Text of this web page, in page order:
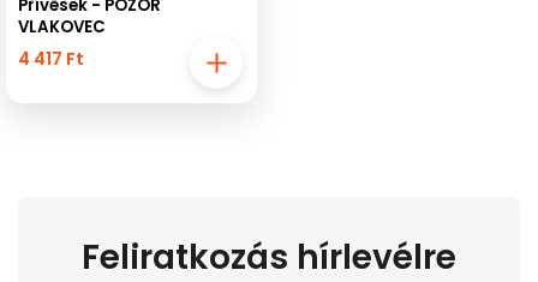
Přívěsek - POZOR
VLAKOVEC
4 417 Ft
Feliratkozás hírlevélre